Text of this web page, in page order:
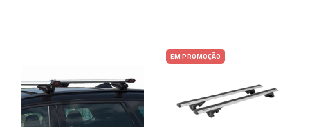
EM PROMOÇÃO